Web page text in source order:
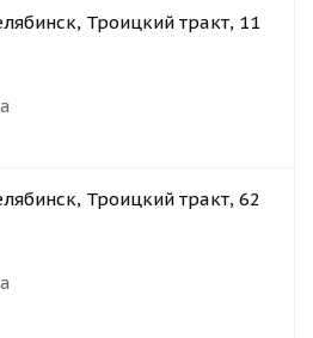
Троицкий тракт, 11
Троицкий тракт, 62